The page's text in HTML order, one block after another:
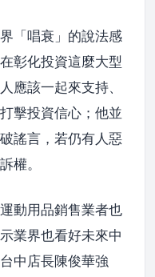
「唱衰」的說法感
彰化投資這麼大型
應該一起來支持、
擊投資信心；他並
謠言，若仍有人惡
權。
動用品銷售業者也
業界也看好未來中
中店長陳俊華強